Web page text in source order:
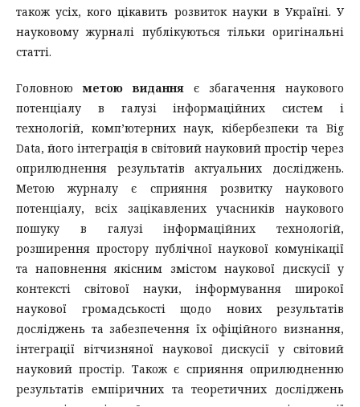
також усіх, кого цікавить розвиток науки в Україні. У
науковому журналі публікуються тільки оригінальні
статті.
Головноюметою видання є збагачення наукового
потенціалу в галузі інформаційних систем і
технологій, комп’ютерних наук, кібербезпеки та Big
Data, його інтеграція в світовий науковий простір через
оприлюднення результатів актуальних досліджень.
Метою журналу є сприяння розвитку наукового
потенціалу, всіх зацікавлених учасників наукового
пошуку в галузі інформаційних технологій,
розширення простору публічної наукової комунікації
та наповнення якісним змістом наукової дискусії у
контексті світової науки, інформування широкої
наукової громадськості щодо нових результатів
досліджень та забезпечення їх офіційного визнання,
інтеграції вітчизняної наукової дискусії у світовий
науковий простір. Також є сприяння оприлюдненню
результатів емпіричних та теоретичних досліджень